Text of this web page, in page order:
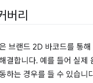
버리
브랜드 2D 바코드를 통해
결합니다. 예를 들어 실제
하는 경우를 들 수 있습니